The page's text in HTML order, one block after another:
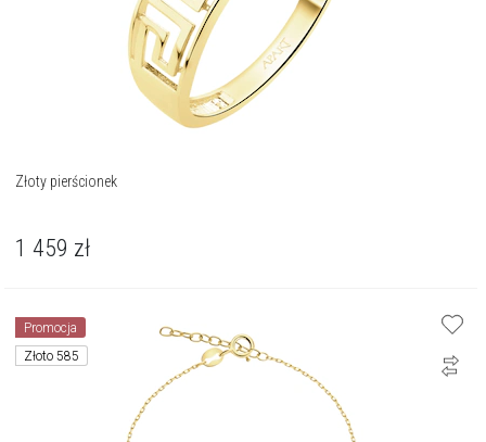
Złoty pierścionek
1 459 zł
Promocja
Złoto 585